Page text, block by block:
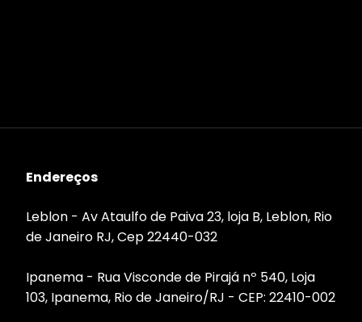
Endereços
Leblon - Av Ataulfo de Paiva 23, loja B, Leblon, Rio
de Janeiro RJ, Cep 22440-032
Ipanema - Rua Visconde de Pirajá nº 540, Loja
103, Ipanema, Rio de Janeiro/RJ - CEP: 22410-002